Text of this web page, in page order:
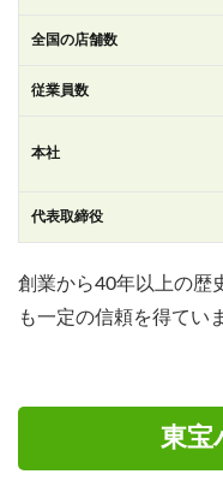
全国の店舗数
従業員数
本社
代表取締役
創業から40年以上の歴
も一定の信頼を得てい
東宝